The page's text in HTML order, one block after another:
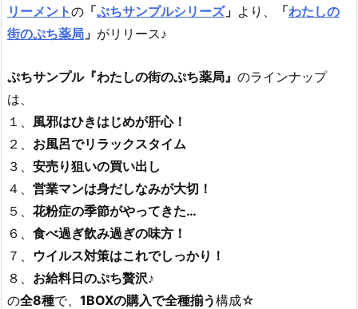
リーメントの 「ぷちサンプルシリーズ」 より、 「わたしの
街のぷち薬局 」 がリリース♪
ぷちサンプル『わたしの街のぷち薬局』 のラインナップ
は、
１、 風邪はひきはじめが肝心！
２、 お風呂でリラックスタイム
３、 安売り狙いの買い出し
４、 営業マンは身だしなみが大切！
５、 花粉症の季節がやってきた…
６、 食べ過ぎ飲み過ぎの味方！
７、 ウイルス対策はこれでしっかり！
８、 お給料日のぷち贅沢♪
の全8種で、 1BOXの購入で全種揃う構成☆